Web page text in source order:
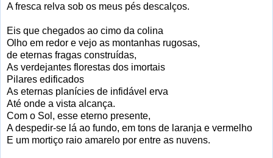
A fresca relva sob os meus pés descalços.
Eis que chegados ao cimo da colina
Olho em redor e vejo as montanhas rugosas,
de eternas fragas construídas,
As verdejantes florestas dos imortais
Pilares edificados
As eternas planícies de infidável erva
Até onde a vista alcança.
Com o Sol, esse eterno presente,
A despedir-se lá ao fundo, em tons de laranja e vermelho
E um mortiço raio amarelo por entre as nuvens.